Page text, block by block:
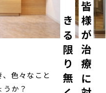
色々なこと
か？